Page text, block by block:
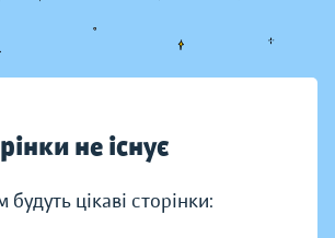
не існує
цікаві сторінки: